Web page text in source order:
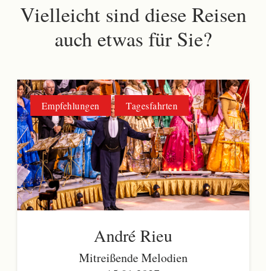
Vielleicht sind diese Reisen
auch etwas für Sie?
Empfehlungen Tagesfahrten
André Rieu
Mitreißende Melodien